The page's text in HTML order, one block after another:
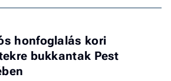
honfoglalás kori
bukkantak Pest